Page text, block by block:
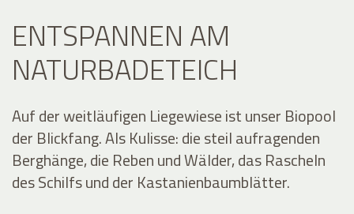
ENTSPANNEN AM
NATURBADETEICH
Auf der weitläufigen Liegewiese ist unser Biopool
der Blickfang. Als Kulisse: die steil aufragenden
Berghänge, die Reben und Wälder, das Rascheln
des Schilfs und der Kastanienbaumblätter.